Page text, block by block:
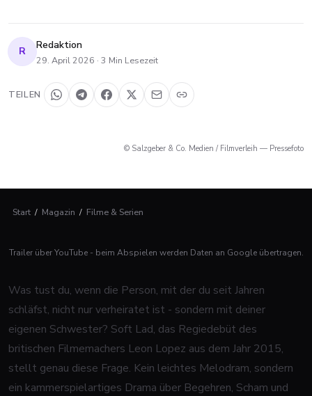
R Redaktion
29. April 2026 · 3 Min Lesezeit
TEILEN
© Salzgeber & Co. Medien / Filmverleih — Pressefoto
Start / Magazin / Filme & Serien
Trailer über YouTube - beim Abspielen werden Daten an Google übertragen.
Was tust du, wenn die Person, mit der du seit Jahren
schläfst, nicht nur verheiratet ist - sondern mit deiner
eigenen Schwester? Soft Lad, das Regiedebüt des
britischen Filmemachers Leon Lopez aus dem Jahr 2015,
stellt genau diese Frage. Kein leichtes Melodram, sondern
ein kammerspielartiges Drama über Begehren, Scham und